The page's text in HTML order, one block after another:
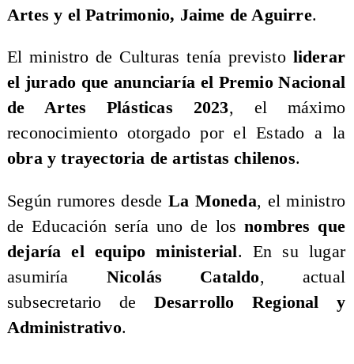
Artes y el Patrimonio, Jaime de Aguirre.
El ministro de Culturas tenía previstoliderar
el jurado que anunciaría el Premio Nacional
de Artes Plásticas 2023, el máximo
reconocimiento otorgado por el Estado a la
obra y trayectoria de artistas chilenos.
Según rumores desde La Moneda, el ministro
de Educación sería uno de los nombres que
dejaría el equipo ministerial. En su lugar
asumiría Nicolás Cataldo, actual
subsecretario de Desarrollo Regional y
Administrativo.